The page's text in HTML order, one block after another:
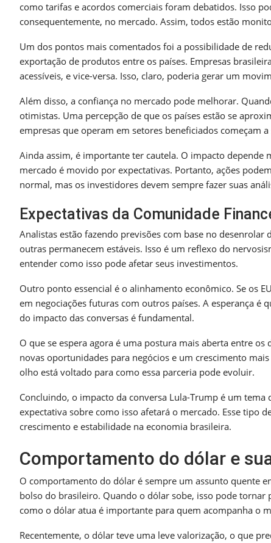
como tarifas e acordos comerciais foram debatidos. Isso
consequentemente, no mercado. Assim, todos estão
Um dos pontos mais comentados foi a possibilidade de
exportação de produtos entre os países. Empresas
acessíveis, e vice-versa. Isso, claro, poderia gerar um
Além disso, a confiança no mercado pode melhorar.
otimistas. Uma percepção de que os países estão se
empresas que operam em setores beneficiados começam
Ainda assim, é importante ter cautela. O impacto depende
mercado é movido por expectativas. Portanto, ações
normal, mas os investidores devem sempre fazer suas
Expectativas da Comunidade
Analistas estão fazendo previsões com base no
outras permanecem estáveis. Isso é um reflexo do
entender como isso pode afetar seus investimentos.
Outro ponto essencial é o alinhamento econômico. Se os
em negociações futuras com outros países. A esperança é
do impacto das conversas é fundamental.
O que se espera agora é uma postura mais aberta entre
novas oportunidades para negócios e um crescimento
olho está voltado para como essa parceria pode evoluir.
Concluindo, o impacto da conversa Lula-Trump é um
expectativa sobre como isso afetará o mercado. Esse tipo
crescimento e estabilidade na economia brasileira.
Comportamento do dólar e
O comportamento do dólar é sempre um assunto quente
bolso do brasileiro. Quando o dólar sobe, isso pode
como o dólar atua é importante para quem acompanha o
Recentemente, o dólar teve uma leve valorização, o que